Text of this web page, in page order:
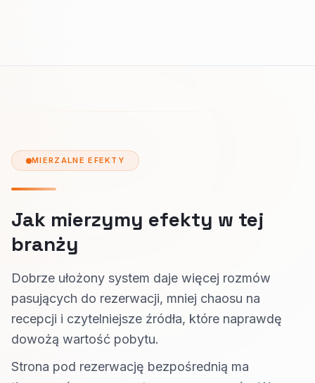
MIERZALNE EFEKTY
Jak mierzymy efekty w tej
branży
Dobrze ułożony system daje więcej rozmów
pasujących do rezerwacji, mniej chaosu na
recepcji i czytelniejsze źródła, które naprawdę
dowożą wartość pobytu.
Strona pod rezerwację bezpośrednią ma